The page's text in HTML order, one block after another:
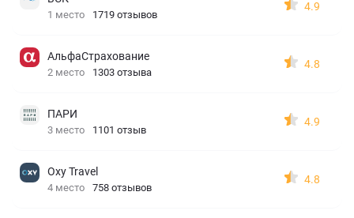
1 место 1719 отзывов
4.9
АльфаСтрахование
2 место 1303 отзыва
4.8
ПАРИ
3 место 1101 отзыв
4.9
Oxy Travel
4 место 758 отзывов
4.8